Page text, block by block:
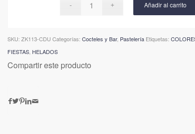
Añadir al carrito
SKU:ZK113-CDU Categorías:Cocteles y Bar, Pastelería Etiquetas:
FIESTAS HELADOS
Compartir este producto